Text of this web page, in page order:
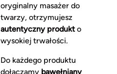
oryginalny masażer do
twarzy, otrzymujesz
autentyczny produkto
wysokiej trwałości.
Do każdego produktu
dołączamy bawełniany